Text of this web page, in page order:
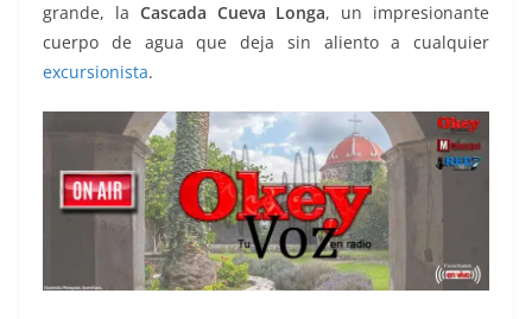
grande, la Cascada Cueva Longa, un impresionante
cuerpo de agua que deja sin aliento a cualquier
excursionista.